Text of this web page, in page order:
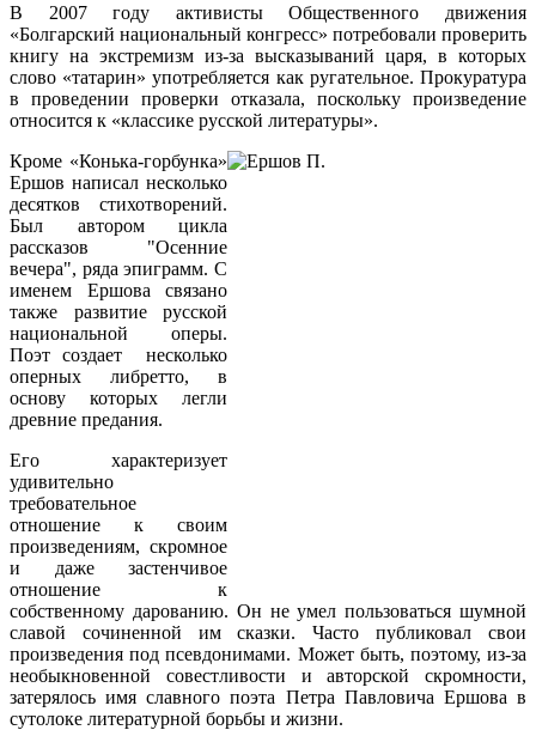
В 2007 году активисты Общественного движения
«Болгарский национальный конгресс» потребовали проверить
книгу на экстремизм из-за высказываний царя, в которых
слово «татарин» употребляется как ругательное. Прокуратура
в проведении проверки отказала, поскольку произведение
относится к «классике русской литературы».
Кроме «Конька-горбунка»
Ершов написал несколько
десятков стихотворений.
Был автором цикла
рассказов "Осенние
вечера", ряда эпиграмм. С
именем Ершова связано
также развитие русской
национальной оперы.
Поэт создает несколько
оперных либретто, в
основу которых легли
древние предания.
Его характеризует
удивительно
требовательное
отношение к своим
произведениям, скромное
и даже застенчивое
отношение к
собственному дарованию. Он не умел пользоваться шумной
славой сочиненной им сказки. Часто публиковал свои
произведения под псевдонимами. Может быть, поэтому, из-за
необыкновенной совестливости и авторской скромности,
затерялось имя славного поэта Петра Павловича Ершова в
сутолоке литературной борьбы и жизни.